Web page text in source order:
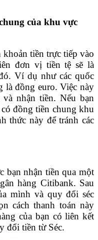
của khu vực
tiền trực tiếp vào
đơn vị tiền tệ sẽ là
Ví dụ như các quốc
là đồng euro. Việc này
nhận tiền. Nếu bạn
đồng tiền chung khu
thức này để tránh các
bạn nhận tiền qua một
hàng Citibank. Sau
mình và quy đổi séc
cách thanh toán này
của bạn có liên kết
đổi tiền từ Séc.